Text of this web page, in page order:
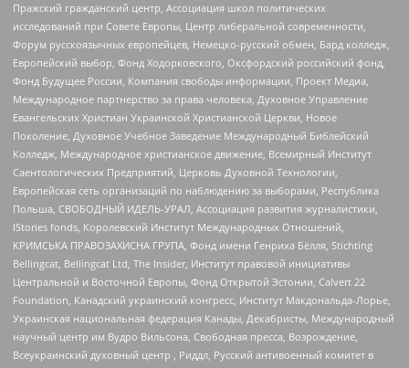
Пражский гражданский центр, Ассоциация школ политических
исследований при Совете Европы, Центр либеральной современности,
Форум русскоязычных европейцев, Немецко-русский обмен, Бард колледж,
Европейский выбор, Фонд Ходорковского, Оксфордский российский фонд,
Фонд Будущее России, Компания свободы информации, Проект Медиа,
Международное партнерство за права человека, Духовное Управление
Евангельских Христиан Украинской Христианской Церкви, Новое
Поколение, Духовное Учебное Заведение Международный Библейский
Колледж, Международное христианское движение, Всемирный Институт
Саентологических Предприятий, Церковь Духовной Технологии,
Европейская сеть организаций по наблюдению за выборами, Республика
Польша, СВОБОДНЫЙ ИДЕЛЬ-УРАЛ, Ассоциация развития журналистики,
IStories fonds, Королевский Институт Международных Отношений,
КРИМСЬКА ПРАВОЗАХИСНА ГРУПА, Фонд имени Генриха Бёлля, Stichting
Bellingcat, Bellingcat Ltd, The Insider, Институт правовой инициативы
Центральной и Восточной Европы, Фонд Открытой Эстонии, Calvert 22
Foundation, Канадский украинский конгресс, Институт Макдональда-Лорье,
Украинская национальная федерация Канады, Декабристы, Международный
научный центр им Вудро Вильсона, Свободная пресса, Возрождение,
Всеукраинский духовный центр , Риддл, Русский антивоенный комитет в